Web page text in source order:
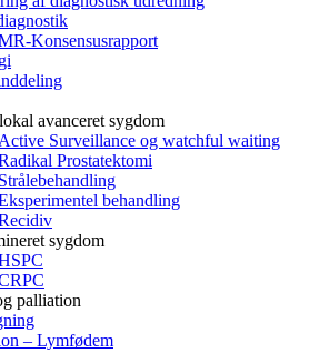
Konsensusrapport
avanceret sygdom
Active Surveillance og watchful waiting
Prostatektomi
Strålebehandling
behandling
sygdom
palliation
– Lymfødem